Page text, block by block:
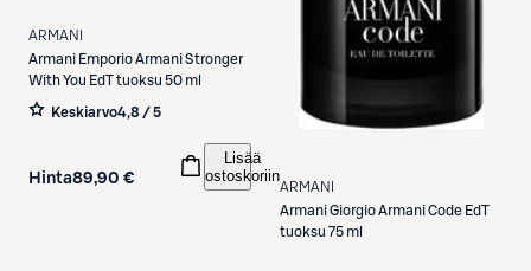
ARMANI
Armani Emporio Armani Stronger
With You EdT tuoksu 50 ml
Keskiarvo4,8 / 5
Hinta89,90 €
Lisää
ostoskoriin
ARMANI
ArmaniGiorgio Armani Code EdT
tuoksu 75 ml